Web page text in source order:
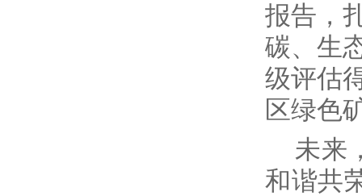
报告，
碳、生
级评估
区绿色
未来
和谐共